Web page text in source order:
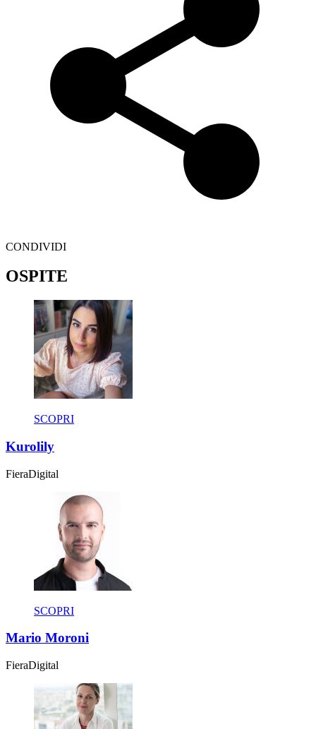
CONDIVIDI
OSPITE
SCOPRI
Kurolily
FieraDigital
SCOPRI
Mario Moroni
FieraDigital